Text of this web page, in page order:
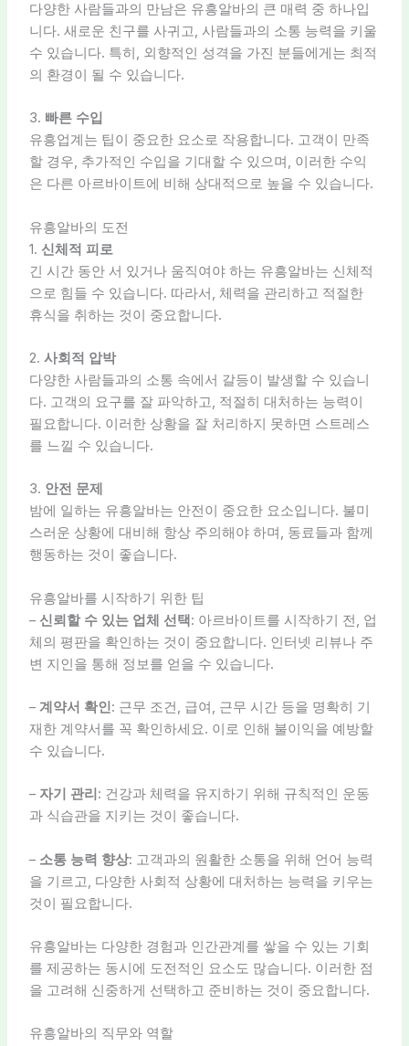
다양한 사람들과의 만남은 유흥알바의 큰 매력 중 하나입
니다. 새로운 친구를 사귀고, 사람들과의 소통 능력을 키울
수 있습니다. 특히, 외향적인 성격을 가진 분들에게는 최적
의 환경이 될 수 있습니다.
3. 빠른 수입
유흥업계는 팁이 중요한 요소로 작용합니다. 고객이 만족
할 경우, 추가적인 수입을 기대할 수 있으며, 이러한 수익
은 다른 아르바이트에 비해 상대적으로 높을 수 있습니다.
유흥알바의 도전
1. 신체적 피로
긴 시간 동안 서 있거나 움직여야 하는 유흥알바는 신체적
으로 힘들 수 있습니다. 따라서, 체력을 관리하고 적절한
휴식을 취하는 것이 중요합니다.
2. 사회적 압박
다양한 사람들과의 소통 속에서 갈등이 발생할 수 있습니
다. 고객의 요구를 잘 파악하고, 적절히 대처하는 능력이
필요합니다. 이러한 상황을 잘 처리하지 못하면 스트레스
를 느낄 수 있습니다.
3. 안전 문제
밤에 일하는 유흥알바는 안전이 중요한 요소입니다. 불미
스러운 상황에 대비해 항상 주의해야 하며, 동료들과 함께
행동하는 것이 좋습니다.
유흥알바를 시작하기 위한 팁
– 신뢰할 수 있는 업체 선택 : 아르바이트를 시작하기 전, 업
체의 평판을 확인하는 것이 중요합니다. 인터넷 리뷰나 주
변 지인을 통해 정보를 얻을 수 있습니다.
– 계약서 확인: 근무 조건, 급여, 근무 시간 등을 명확히 기
재한 계약서를 꼭 확인하세요. 이로 인해 불이익을 예방할
수 있습니다.
– 자기 관리 : 건강과 체력을 유지하기 위해 규칙적인 운동
과 식습관을 지키는 것이 좋습니다.
– 소통 능력 향상: 고객과의 원활한 소통을 위해 언어 능력
을 기르고, 다양한 사회적 상황에 대처하는 능력을 키우는
것이 필요합니다.
유흥알바는 다양한 경험과 인간관계를 쌓을 수 있는 기회
를 제공하는 동시에 도전적인 요소도 많습니다. 이러한 점
을 고려해 신중하게 선택하고 준비하는 것이 중요합니다.
유흥알바의 직무와 역할